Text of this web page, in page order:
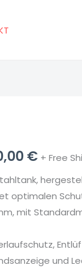
€
Preis
ist:
+ Free
optimalen
mit
und